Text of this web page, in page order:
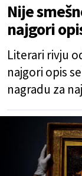
Nije
najgori
Literari rivju
najgori opis
nagradu za